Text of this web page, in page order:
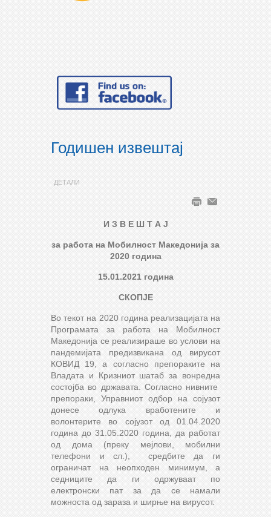
Годишен извештај
ДЕТАЛИ
И З В Е Ш Т А Ј
за работа на Мобилност Македонија за
2020 година
15.01.2021 година
СКОПЈЕ
Во текот на 2020 година реализацијата на
Програмата за работа на Мобилност
Македонија се реализираше во услови на
пандемијата предизвикана од вирусот
КОВИД 19, а согласно препораките на
Владата и Кризниот шатаб за вонредна
состојба во државата. Согласно нивните
препораки, Управниот одбор на сојузот
донесе одлука вработените и
волонтерите во сојузот од 01.04.2020
година до 31.05.2020 година, да работат
од дома (преку мејлови, мобилни
телефони и сл.), средбите да ги
ограничат на неопходен минимум, а
седниците да ги одржуваат по
електронски пат за да се намали
можноста од зараза и ширње на вирусот.